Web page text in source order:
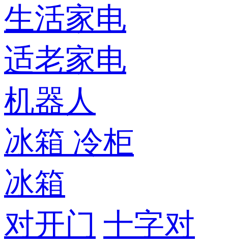
生活家电
适老家电
机器人
冰箱 冷柜
冰箱
对开门 十字对